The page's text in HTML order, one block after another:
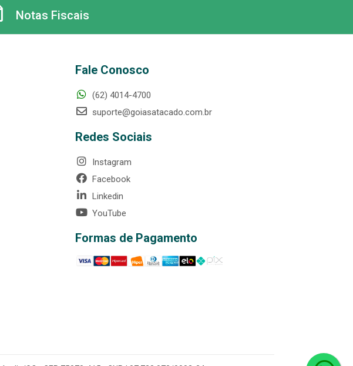
Notas Fiscais
Fale Conosco
(62) 4014-4700
suporte@goiasatacado.com.br
Redes Sociais
Instagram
Facebook
Linkedin
YouTube
Formas de Pagamento